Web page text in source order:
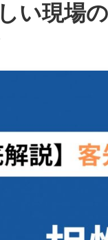
い現場